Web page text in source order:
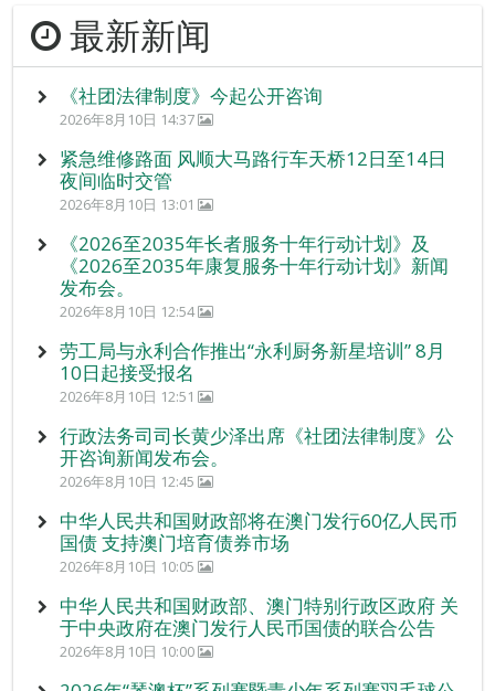
最新新闻
《社团法律制度》今起公开咨询
2026年8月10日 14:37
紧急维修路面 风顺大马路行车天桥12日至14日
夜间临时交管
2026年8月10日 13:01
《2026至2035年长者服务十年行动计划》及
《2026至2035年康复服务十年行动计划》新闻
发布会。
2026年8月10日 12:54
劳工局与永利合作推出“永利厨务新星培训” 8月
10日起接受报名
2026年8月10日 12:51
行政法务司司长黄少泽出席《社团法律制度》公
开咨询新闻发布会。
2026年8月10日 12:45
中华人民共和国财政部将在澳门发行60亿人民币
国债 支持澳门培育债券市场
2026年8月10日 10:05
中华人民共和国财政部、澳门特别行政区政府 关
于中央政府在澳门发行人民币国债的联合公告
2026年8月10日 10:00